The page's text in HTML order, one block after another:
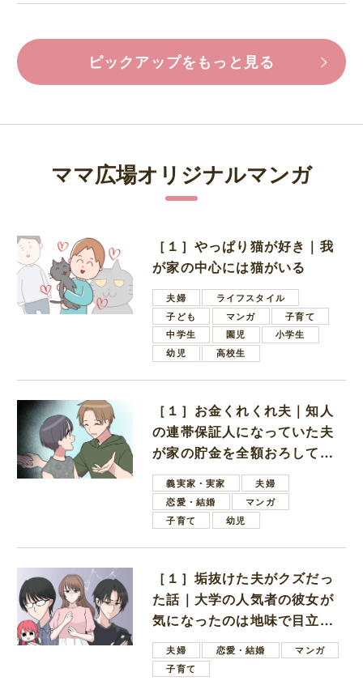
ピックアップをもっと見る
ママ広場オリジナルマンガ
［１］やっぱり猫が好き｜我
が家の中心には猫がいる
夫婦
ライフスタイル
子ども
マンガ
子育て
中学生
園児
小学生
幼児
高校生
［１］お金くれくれ夫｜知人
の連帯保証人になっていた夫
が家の貯金を全額おろしてほ
しいと言ってきた
義実家・実家
夫婦
恋愛・結婚
マンガ
子育て
幼児
［１］垢抜けた夫がクズだっ
た話｜大学の人気者の彼女が
気になったのは地味で目立た
ない男子学生
夫婦 恋愛・結婚
マンガ
子育て